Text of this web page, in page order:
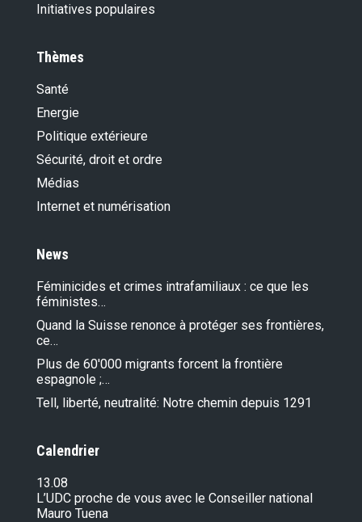
Initiatives populaires
Thèmes
Santé
Energie
Politique extérieure
Sécurité, droit et ordre
Médias
Internet et numérisation
News
Féminicides et crimes intrafamiliaux : ce que les
féministes…
Quand la Suisse renonce à protéger ses frontières,
ce…
Plus de 60'000 migrants forcent la frontière
espagnole ;…
Tell, liberté, neutralité: Notre chemin depuis 1291
Calendrier
13.08
L’UDC proche de vous avec le Conseiller national
Mauro Tuena